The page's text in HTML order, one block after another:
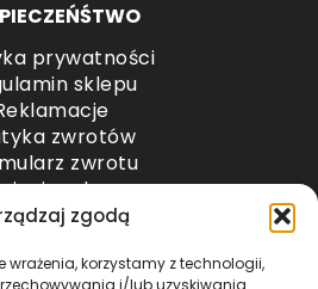
zgodą
wrażenia, korzystamy z technologii,
i/lub uzyskiwania
prywatności
sklepu
zwrotów
zwrotu
od umowy
– przesyłki paletowe
PŁATNOŚCI